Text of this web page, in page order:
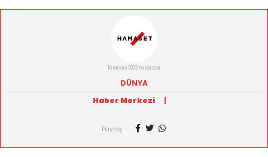
16 Mayıs 2022 Pazartesi
DÜNYA
Haber Merkezi
|
Paylaş